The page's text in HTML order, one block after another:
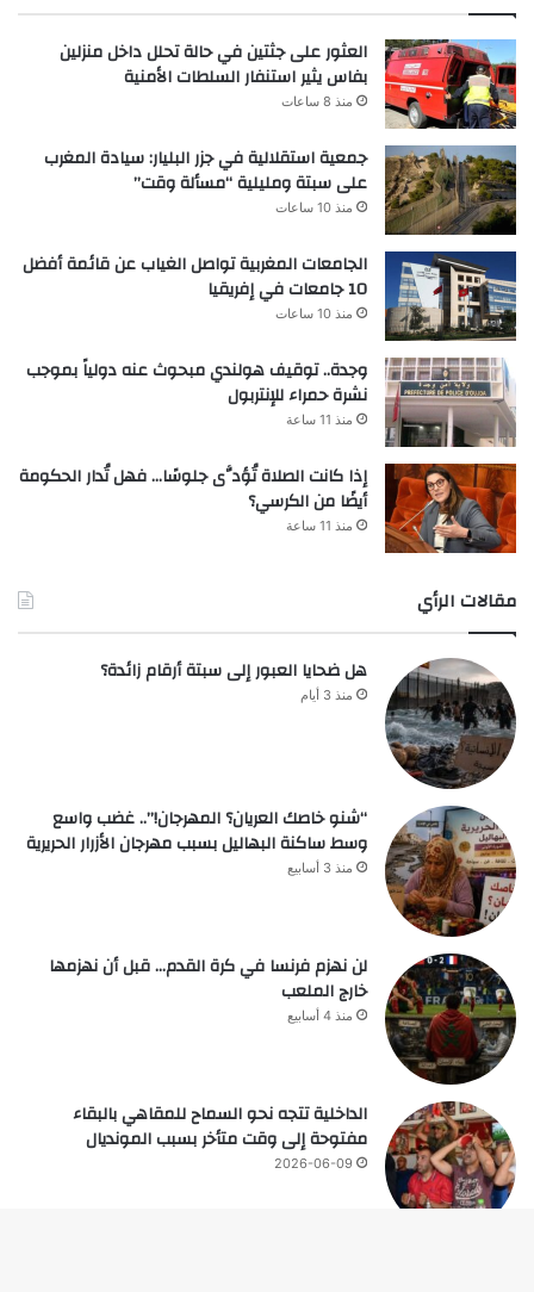
العثور على جثتين في حالة تحلل داخل منزلين
بفاس يثير استنفار السلطات الأمنية
منذ 8 ساعات
جمعية استقلالية في جزر البليار: سيادة المغرب
على سبتة ومليلية “مسألة وقت”
منذ 10 ساعات
الجامعات المغربية تواصل الغياب عن قائمة أفضل
10 جامعات في إفريقيا
منذ 10 ساعات
وجدة.. توقيف هولندي مبحوث عنه دولياً بموجب
نشرة حمراء للإنتربول
منذ 11 ساعة
إذا كانت الصلاة تُؤدَّى جلوسًا… فهل تُدار الحكومة
أيضًا من الكرسي؟
منذ 11 ساعة
مقالات الرأي
هل ضحايا العبور إلى سبتة أرقام زائدة؟
منذ 3 أيام
“شنو خاصك العريان؟ المهرجان!”.. غضب واسع
وسط ساكنة البهاليل بسبب مهرجان الأزرار الحريرية
منذ 3 أسابيع
لن نهزم فرنسا في كرة القدم… قبل أن نهزمها
خارج الملعب
منذ 4 أسابيع
الداخلية تتجه نحو السماح للمقاهي بالبقاء
مفتوحة إلى وقت متأخر بسبب المونديال
2026-06-09